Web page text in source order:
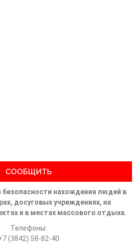
СООБЩИТЬ
безопасности нахождения людей в
досуговых учреждениях, на
и в местах массового отдыха.
Телефоны:
(3842) 58-82-40